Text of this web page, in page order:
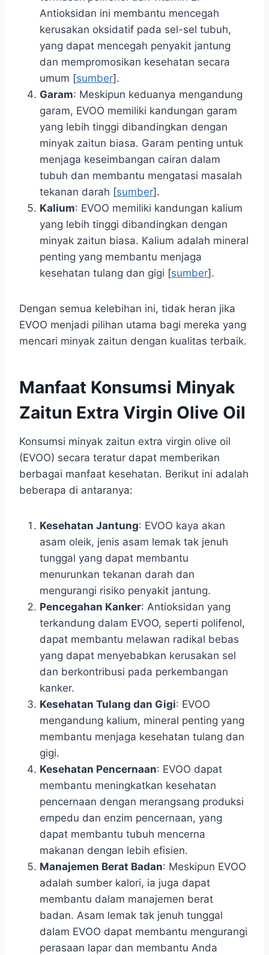
Antioksidan ini membantu mencegah
kerusakan oksidatif pada sel-sel tubuh,
yang dapat mencegah penyakit jantung
dan mempromosikan kesehatan secara
umum [sumber].
Garam: Meskipun keduanya mengandung
garam, EVOO memiliki kandungan garam
yang lebih tinggi dibandingkan dengan
minyak zaitun biasa. Garam penting untuk
menjaga keseimbangan cairan dalam
tubuh dan membantu mengatasi masalah
tekanan darah [sumber].
Kalium: EVOO memiliki kandungan kalium
yang lebih tinggi dibandingkan dengan
minyak zaitun biasa. Kalium adalah mineral
penting yang membantu menjaga
kesehatan tulang dan gigi [sumber].
Dengan semua kelebihan ini, tidak heran jika
EVOO menjadi pilihan utama bagi mereka yang
mencari minyak zaitun dengan kualitas terbaik.
Manfaat Konsumsi Minyak
Zaitun Extra Virgin Olive Oil
Konsumsi minyak zaitun extra virgin olive oil
(EVOO) secara teratur dapat memberikan
berbagai manfaat kesehatan. Berikut ini adalah
beberapa di antaranya:
Kesehatan Jantung: EVOO kaya akan
asam oleik, jenis asam lemak tak jenuh
tunggal yang dapat membantu
menurunkan tekanan darah dan
mengurangi risiko penyakit jantung.
Pencegahan Kanker: Antioksidan yang
terkandung dalam EVOO, seperti polifenol,
dapat membantu melawan radikal bebas
yang dapat menyebabkan kerusakan sel
dan berkontribusi pada perkembangan
kanker.
Kesehatan Tulang dan Gigi: EVOO
mengandung kalium, mineral penting yang
membantu menjaga kesehatan tulang dan
gigi.
Kesehatan Pencernaan: EVOO dapat
membantu meningkatkan kesehatan
pencernaan dengan merangsang produksi
empedu dan enzim pencernaan, yang
dapat membantu tubuh mencerna
makanan dengan lebih efisien.
Manajemen Berat Badan: Meskipun EVOO
adalah sumber kalori, ia juga dapat
membantu dalam manajemen berat
badan. Asam lemak tak jenuh tunggal
dalam EVOO dapat membantu mengurangi
perasaan lapar dan membantu Anda